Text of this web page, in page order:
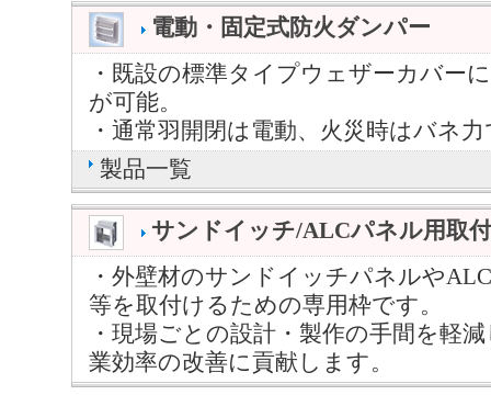
電動・固定式防火ダンパー
・既設の標準タイプウェザーカバー
が可能。
・通常羽開閉は電動、火災時はバネ
製品一覧
サンドイッチ/ALCパネル用取
・外壁材のサンドイッチパネルや
等を取付けるための専用枠です。
・現場ごとの設計・製作の手間を軽
業効率の改善に貢献します。